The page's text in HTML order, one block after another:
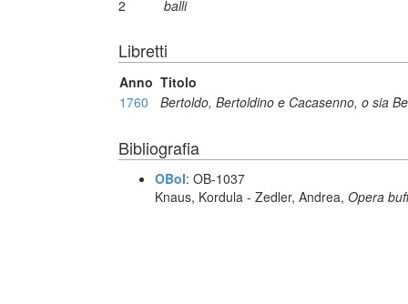
2
balli
Libretti
Anno Titolo
1760
Bertoldo, Bertoldino e Cacasenno, o sia
Bibliografia
OBoI: OB-1037
Knaus, Kordula - Zedler, Andrea, Opera